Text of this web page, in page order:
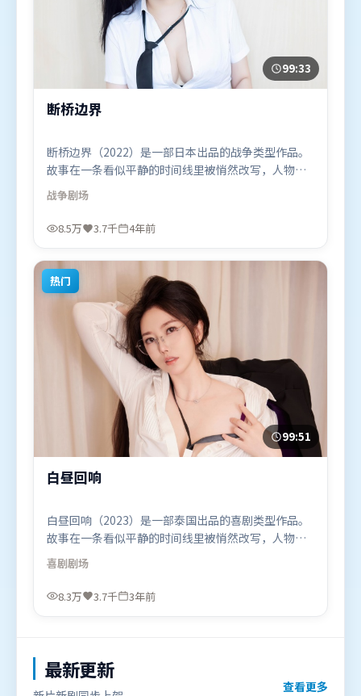
99:33
断桥边界
断桥边界（2022）是一部日本出品的战争类型作品。
故事在一条看似平静的时间线里被悄然改写，人物被
迫直面过去与现在的撕裂。视听风格统一而富有实验
感，配乐与画面情绪贴合。由李安执导，提莫西·查
拉米、咏梅、章子怡，秦海璐、汤唯等联袂出演。影
合喜欢战争题材的观众观看。
战争剧场
8.5万 3.7千 4年前
热门
99:51
白昼回响
白昼回响（2023）是一部泰国出品的喜剧类型作品。
故事在一条看似平静的时间线里被悄然改写，人物被
迫直面过去与现在的撕裂。高潮段落信息密度高，情
绪释放与主题回扣同时完成。由克里斯托弗·诺兰执
导，胡歌、奥卡菲娜、黄渤，张译、谭卓等联袂出
喜剧剧场
8.3万 3.7千 3年前
最新更新
查看更多